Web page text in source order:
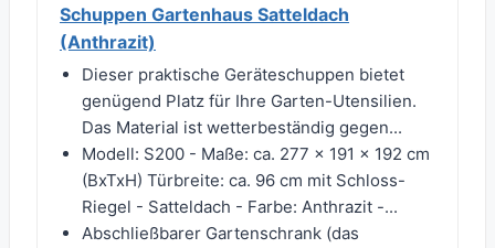
Schuppen Gartenhaus Satteldach
(Anthrazit)
Dieser praktische Geräteschuppen bietet
genügend Platz für Ihre Garten-Utensilien.
Das Material ist wetterbeständig gegen...
Modell: S200 - Maße: ca. 277 × 191 × 192 cm
(BxTxH) Türbreite: ca. 96 cm mit Schloss-
Riegel - Satteldach - Farbe: Anthrazit -...
Abschließbarer Gartenschrank (das